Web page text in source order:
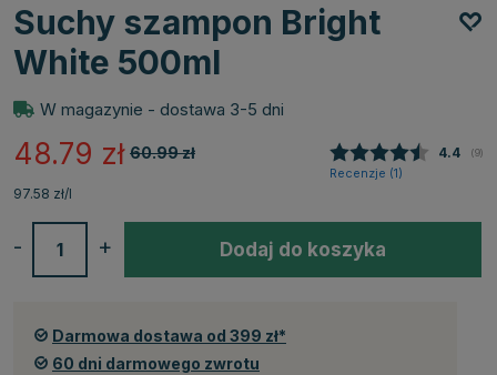
Suchy szampon Bright
White 500ml
W magazynie - dostawa 3-5 dni
60.99zł
48.79 zł 4.4 (9)
Recenzje (1)
97.58 zł/l
+
- Dodaj do koszyka
Darmowa dostawa od 399 zł*
60 dni darmowego zwrotu